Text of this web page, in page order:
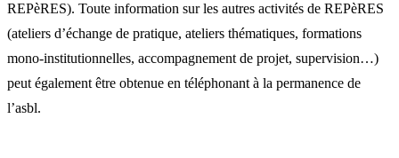
REPèRES). Toute information sur les autres activités de REPèRES
(ateliers d’échange de pratique, ateliers thématiques, formations
mono-institutionnelles, accompagnement de projet, supervision…)
peut également être obtenue en téléphonant à la permanence de
l’asbl.